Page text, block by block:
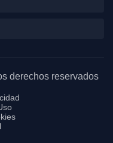
derechos reservados